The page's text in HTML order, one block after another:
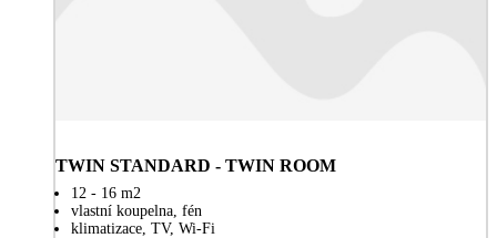
TWIN STANDARD - TWIN ROOM
12 - 16 m2
vlastní koupelna, fén
klimatizace, TV, Wi-Fi